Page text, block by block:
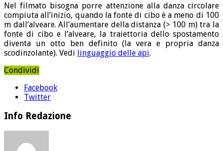
Nel filmato bisogna porre attenzione alla danza circolare
compiuta all’inizio, quando la fonte di cibo è a meno di 100
m dall’alveare. All’aumentare della distanza (> 100 m) tra la
fonte di cibo e l’alveare, la traiettoria dello spostamento
diventa un otto ben definito (la vera e propria danza
scodinzolante). Vedi linguaggio delle api.
Condividi
Facebook
Twitter
Info Redazione